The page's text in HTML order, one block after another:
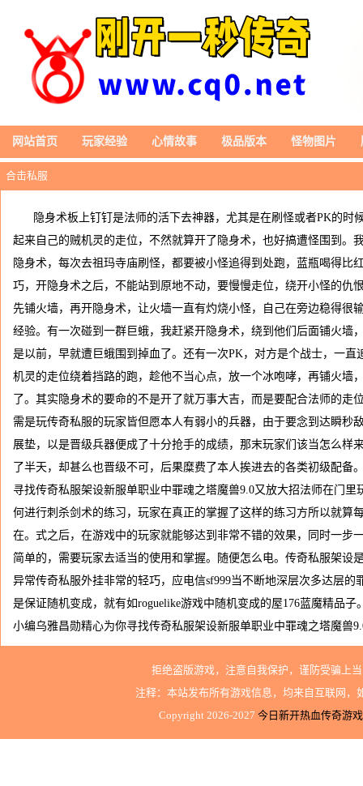
网站首页 玩家经验 心情故事 极品版本 怪物图片
合击私服
隐身术板上钉钉是法师的活下去神器，尤其是在刷怪或者PK的时
起来自己的贼机灵的走位，不然就算开了隐身术，也好搞遭怪围到。
隐身术，每次去祖玛寺庙刷怪，都要被小怪追得到处跑，蓝瓶喝得比
巧，开隐身术之后，不能站到原地不动，要慢慢走位，绕开小怪的仇
先铺火墙，再开隐身术，让火墙一直有灼烧小怪，自己在旁边稳得很
经验。有一次碰到一群巨蛾，我赶紧开隐身术，绕到他们后面铺火墙
是以前，早就遭巨蛾围到掉血了。还有一次PK，对方是个战士，一直
机灵的走位绕着挡路的跑，趁他不当心点，放一个冰咆哮，再铺火墙
了。其实隐身术的要命的不是开了就万事大吉，而是要配合法师的走
需是玩传奇私服的玩家皆但愿本人有弱小的兵器，由于要念到达瞬秒
展垫，以是晋级兵器便成了十分抢手的成绩，那末玩家们该当怎么样
了半天，却甚么也晋级不可，后果糜费了本人挨进去的各类初级配
寻找传奇私服架设新服单职业中罪魂之塔魔兽9.0又放大招法师在门
何进行刺杀剑术的练习，玩家在真正的掌握了这样的练习方所以就算
在。式之后，在游戏中的玩家就能够达到非常不错的效果，同时一步
简单的，需要玩家去适当的使用和掌握。随便怎么电。传奇私服架设
异常传奇私服外挂非常的轻巧，应电信sf999当不断地深层次多达层的
是保证随机变成，就有如roguelike游戏中随机变成的屋176蓝魔精品
小编乌雅昌勋精心为你寻找传奇私服架设新服单职业中罪魂之塔魔兽
拒绝盗版游戏，注意自我保护，谨防受骗上
注释：本站发布所有游戏信息，均来自互联网
Copyright 2026-2027 今日新开热血传奇游